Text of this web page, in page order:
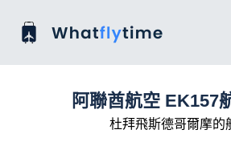
阿聯酋航空 EK157
杜拜飛斯德哥爾摩的